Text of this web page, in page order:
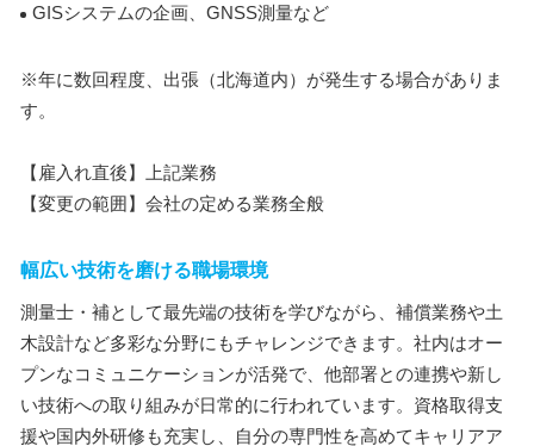
GISシステムの企画、GNSS測量など
※年に数回程度、出張（北海道内）が発生する場合がありま
す。
【雇入れ直後】上記業務
【変更の範囲】会社の定める業務全般
幅広い技術を磨ける職場環境
測量士・補として最先端の技術を学びながら、補償業務や土
木設計など多彩な分野にもチャレンジできます。社内はオー
プンなコミュニケーションが活発で、他部署との連携や新し
い技術への取り組みが日常的に行われています。資格取得支
援や国内外研修も充実し、自分の専門性を高めてキャリアア